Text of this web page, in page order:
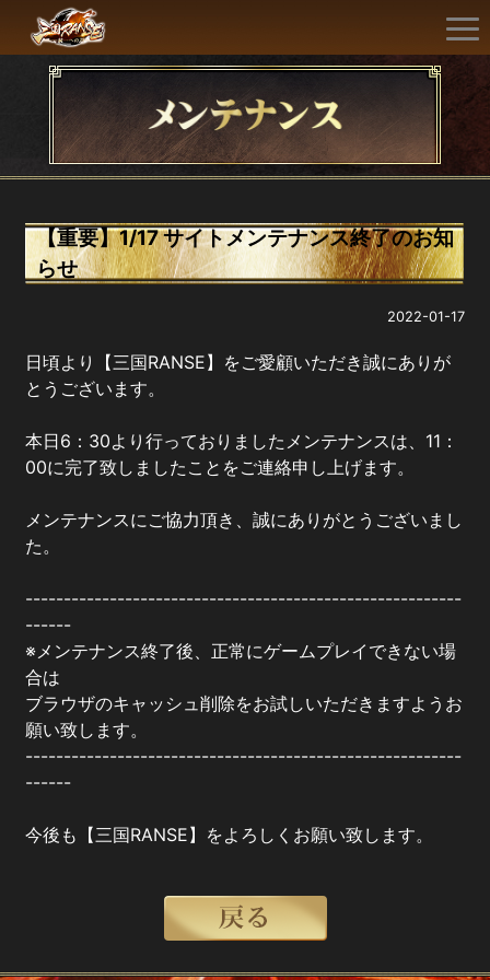
【重要】1/17 サイトメンテナンス終了のお知
らせ
2022-01-17
日頃より【三国RANSE】をご愛顧いただき誠にありが
とうございます。
本日6：30より行っておりましたメンテナンスは、11：
00に完了致しましたことをご連絡申し上げます。
メンテナンスにご協力頂き、誠にありがとうございまし
た。
---------------------------------------------------------
------
※メンテナンス終了後、正常にゲームプレイできない場
合は
ブラウザのキャッシュ削除をお試しいただきますようお
願い致します。
---------------------------------------------------------
------
今後も【三国RANSE】をよろしくお願い致します。